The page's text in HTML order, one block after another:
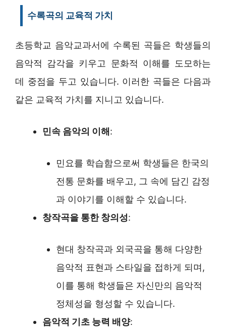
수록곡의 교육적 가치
초등학교 음악교과서에 수록된 곡들은 학생들의
음악적 감각을 키우고 문화적 이해를 도모하는
데 중점을 두고 있습니다. 이러한 곡들은 다음과
같은 교육적 가치를 지니고 있습니다.
민속 음악의 이해:
민요를 학습함으로써 학생들은 한국의
전통 문화를 배우고, 그 속에 담긴 감정
과 이야기를 이해할 수 있습니다.
창작곡을 통한 창의성:
현대 창작곡과 외국곡을 통해 다양한
음악적 표현과 스타일을 접하게 되며,
이를 통해 학생들은 자신만의 음악적
정체성을 형성할 수 있습니다.
음악적 기초 능력 배양: